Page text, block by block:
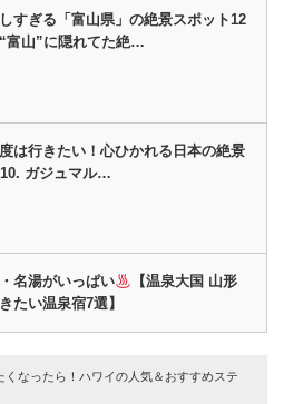
しすぎる「富山県」の絶景スポット12
富山”に隠れてた絶…
度は行きたい！心ひかれる日本の絶景
ガジュマル…
名湯がいっぱい
【温泉大国 山形
たい温泉宿7選】
なったら！ハワイの人気＆おすすめステ